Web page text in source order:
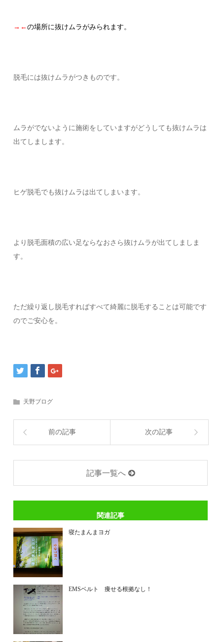
→←の場所に抜けムラがみられます。
脱毛には抜けムラがつきものです。
ムラがでないように施術をしていますがどうしても抜けムラは
出てしまします。
ヒゲ脱毛でも抜けムラは出てしまいます。
より脱毛面積の広い足ならなおさら抜けムラが出てしましま
す。
ただ繰り返し脱毛すればすべて綺麗に脱毛することは可能です
のでご安心を。
天野ブログ
前の記事 次の記事
記事一覧へ
関連記事
寝たまんまヨガ
EMSベルト 痩せる根拠なし！